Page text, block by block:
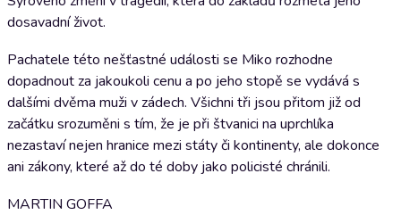
dosavadní život.
Pachatele této nešťastné události se Miko rozhodne
dopadnout za jakoukoli cenu a po jeho stopě se vydává s
dalšími dvěma muži v zádech. Všichni tři jsou přitom již od
začátku srozuměni s tím, že je při štvanici na uprchlíka
nezastaví nejen hranice mezi státy či kontinenty, ale dokonce
ani zákony, které až do té doby jako policisté chránili.
MARTIN GOFFA